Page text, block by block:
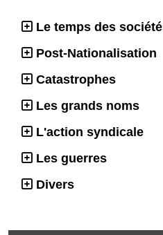
Le temps des
Post-Nationalisation
Catastrophes
Les grands noms
L'action syndicale
Les guerres
Divers